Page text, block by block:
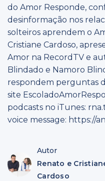
do Amor Responde,
desinformação nos
solteiros aprendem o
Cristiane Cardoso,
Amor na RecordTV e
Blindado e Namoro
respondem perguntas
site
podcasts no iTunes:
voice message: https://
Autor
Renato e
Cardoso